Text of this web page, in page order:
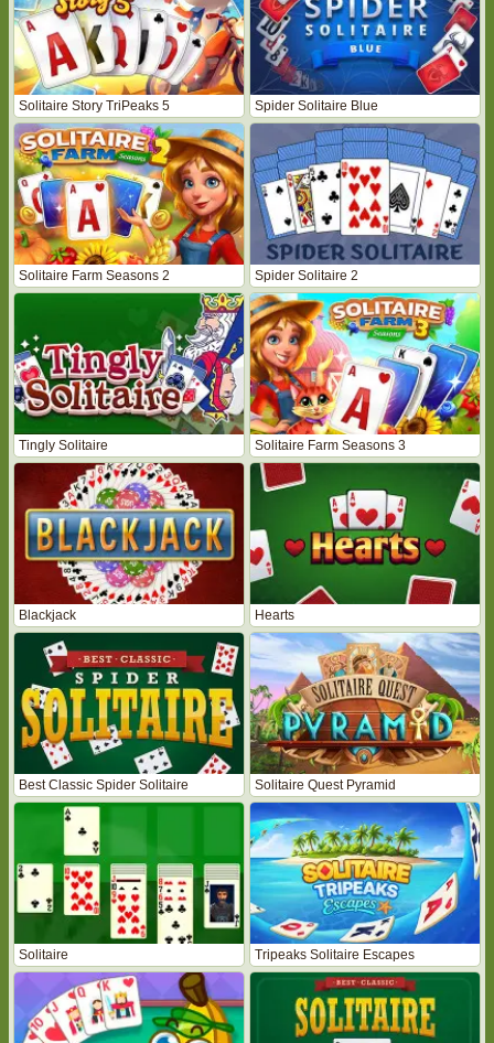
Solitaire Story TriPeaks 5 Spider Solitaire Blue
Solitaire Farm Seasons 2 Spider Solitaire 2
Tingly Solitaire Solitaire Farm Seasons 3
Blackjack Hearts
Best Classic Spider Solitaire Solitaire Quest Pyramid
Solitaire Tripeaks Solitaire Escapes